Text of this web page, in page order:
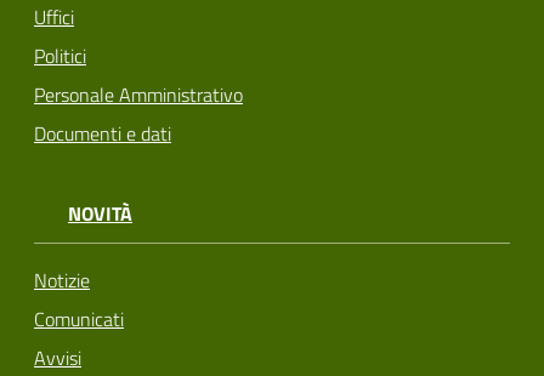
Uffici
Politici
Personale Amministrativo
Documenti e dati
NOVITÀ
Notizie
Comunicati
Avvisi